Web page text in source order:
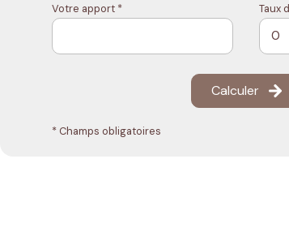
Votre apport * Taux
Calculer
* Champs obligatoires